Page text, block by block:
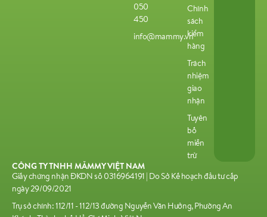
050
450
info@mammy.vn
Chính
sách
kiểm
hàng
Trách
nhiệm
giao
nhận
Tuyên
bố
miễn
trừ
CÔNG TY TNHH MĂMMY VIỆT NAM
Giấy chứng nhận ĐKDN số 0316964191 | Do Sở Kế hoạch đầu tư cấp
ngày 29/09/2021
Trụ sở chính: 112/11 - 112/13 đường Nguyễn Văn Hưởng, Phường An